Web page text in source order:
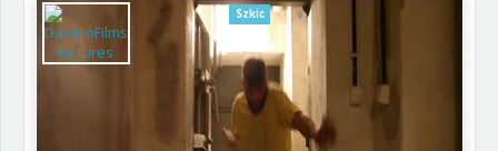
Szkic